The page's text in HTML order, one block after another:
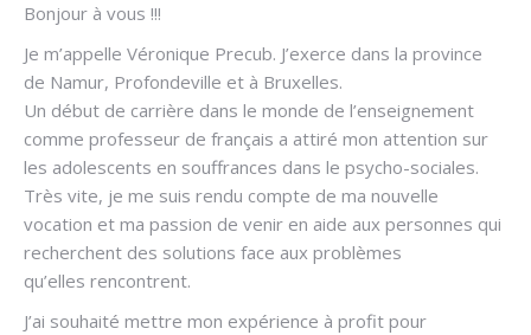
Bonjour à vous !!!
Je m’appelle Véronique Precub. J’exerce dans la province
de Namur, Profondeville et à Bruxelles.
Un début de carrière dans le monde de l’enseignement
comme professeur de français a attiré mon attention sur
les adolescents en souffrances dans le psycho-sociales.
Très vite, je me suis rendu compte de ma nouvelle
vocation et ma passion de venir en aide aux personnes qui
recherchent des solutions face aux problèmes
qu’elles rencontrent.
J’ai souhaité mettre mon expérience à profit pour